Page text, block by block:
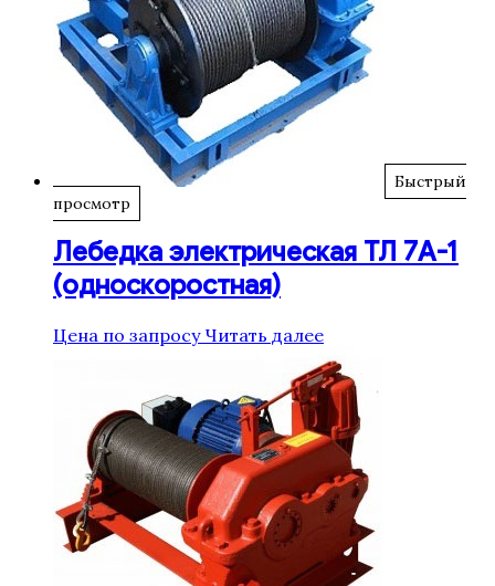
Быстрый
просмотр
Лебедка электрическая ТЛ 7А-1
(односкоростная)
Цена по запросу Читать далее